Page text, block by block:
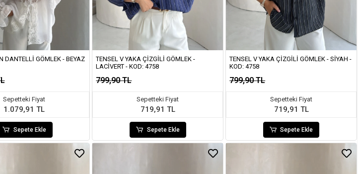
DANTELLI GÖMLEK - BEYAZ
Sepetteki Fiyat
1.079,91 TL
Sepete Ekle
TENSEL V YAKA ÇIZGILI GÖMLEK -
LACIVERT - KOD: 4758
799,90 TL
Sepetteki Fiyat
719,91 TL
Sepete Ekle
TENSEL V YAKA ÇIZGILI GÖMLEK - SIYAH -
KOD: 4758
799,90 TL
Sepetteki Fiyat
719,91 TL
Sepete Ekle